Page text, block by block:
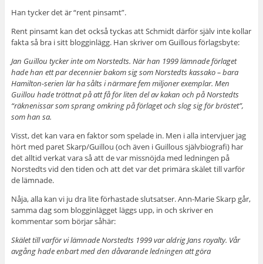
Han tycker det är “rent pinsamt”.
Rent pinsamt kan det också tyckas att Schmidt därför själv inte kollar
fakta så bra i sitt blogginlägg. Han skriver om Guillous förlagsbyte:
Jan Guillou tycker inte om Norstedts. När han 1999 lämnade förlaget
hade han ett par decennier bakom sig som Norstedts kassako – bara
Hamilton-serien lär ha sålts i närmare fem miljoner exemplar. Men
Guillou hade tröttnat på att få för liten del av kakan och på Norstedts
“räknenissar som sprang omkring på förlaget och slog sig för bröstet”,
som han sa.
Visst, det kan vara en faktor som spelade in. Men i alla intervjuer jag
hört med paret Skarp/Guillou (och även i Guillous självbiografi) har
det alltid verkat vara så att de var missnöjda med ledningen på
Norstedts vid den tiden och att det var det primära skälet till varför
de lämnade.
Nåja, alla kan vi ju dra lite förhastade slutsatser. Ann-Marie Skarp går,
samma dag som blogginlägget läggs upp, in och skriver en
kommentar som börjar såhär:
Skälet till varför vi lämnade Norstedts 1999 var aldrig Jans royalty. Vår
avgång hade enbart med den dåvarande ledningen att göra